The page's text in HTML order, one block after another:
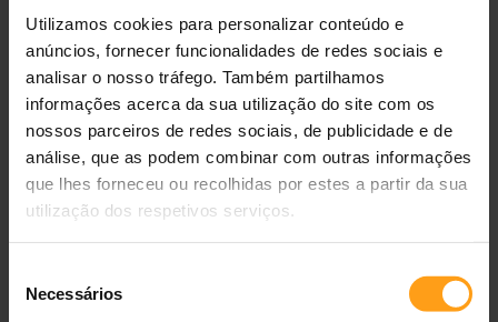
Utilizamos cookies para personalizar conteúdo e
anúncios, fornecer funcionalidades de redes sociais e
analisar o nosso tráfego. Também partilhamos
informações acerca da sua utilização do site com os
nossos parceiros de redes sociais, de publicidade e de
análise, que as podem combinar com outras informações
que lhes forneceu ou recolhidas por estes a partir da sua
utilização dos respetivos serviços.
Necessários
A receita contémL-carnitina 500 mg/kg, que ajuda a queimar
gordura, integrada numa fórmula com teor calórico reduzido e
energia metabolizável de 2990 kcal/kg.
A fórmula foi desenvolvida para ajudar a modificar a microbiota
intestinal, aumentando a sua diversidade e tornando-a
semelhante à de cães com peso ideal. Recomenda-se consultar
objetivo nutricional.